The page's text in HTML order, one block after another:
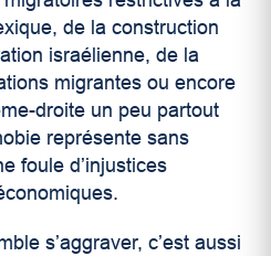
de la construction
israélienne, de la
migrantes ou encore
droite un peu partout
représente sans
foule d’injustices
s’aggraver, c’est aussi